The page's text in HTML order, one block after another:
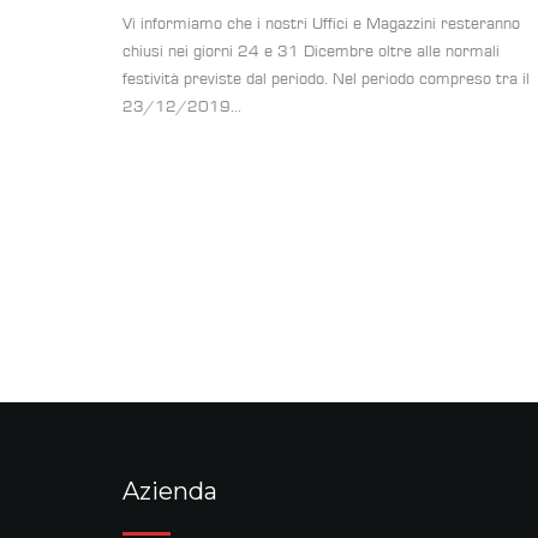
Vi informiamo che i nostri Uffici e Magazzini resteranno
chiusi nei giorni 24 e 31 Dicembre oltre alle normali
festività previste dal periodo. Nel periodo compreso tra il
23/12/2019...
Azienda